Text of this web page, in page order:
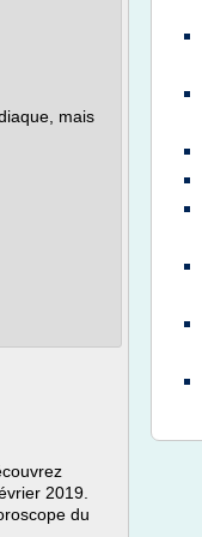
mais
2019.
du